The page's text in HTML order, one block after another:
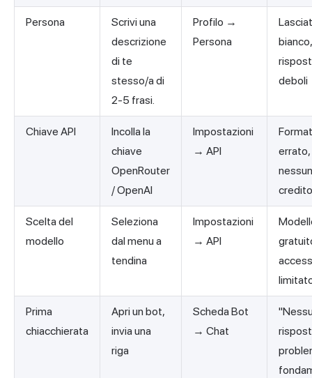
Persona
Scrivi una
descrizione
di te
stesso/a di
2-5 frasi.
Profilo →
Persona
bianco,
deboli
Chiave API
Incolla la
chiave
OpenRouter
/ OpenAI
Impostazioni
→ API
errato,
nessun
credito
Scelta del
modello
Seleziona
dal menu a
tendina
Impostazioni
→ API
Prima
chiacchierata
Apri un bot,
invia una
riga
Scheda Bot
→ Chat